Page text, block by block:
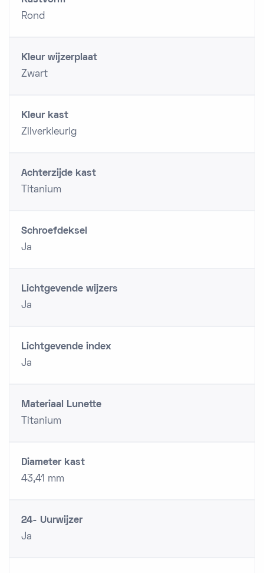
Rond
Kleur wijzerplaat
Zwart
Kleur kast
Zilverkleurig
Achterzijde kast
Titanium
Schroefdeksel
Ja
Lichtgevende wijzers
Ja
Lichtgevende index
Ja
Materiaal Lunette
Titanium
Diameter kast
43,41 mm
24- Uurwijzer
Ja